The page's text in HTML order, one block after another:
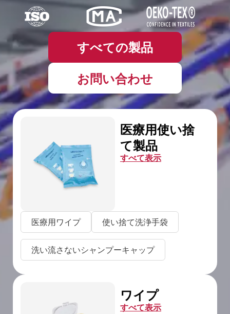
すべての製品
お問い合わせ
医療用使い捨
て製品
すべて表示
医療用ワイプ 使い捨て洗浄手袋
洗い流さないシャンプーキャップ
ワイプ
すべて表示